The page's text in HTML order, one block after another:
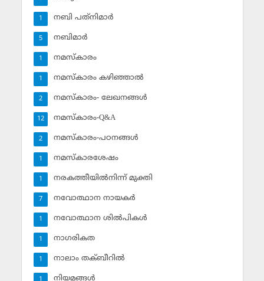
നബി പത്‌നിമാര്‍
1
നബിമാര്‍
5
നമസ്‌കാരം
1
നമസ്‌കാരം കഴിഞ്ഞാല്‍
1
നമസ്‌കാരം- ലേഖനങ്ങള്‍
2
നമസ്‌കാരം-Q&A
12
നമസ്‌കാരം-പഠനങ്ങള്‍
2
നമസ്‌കാരശേഷം
1
നരകത്തീയില്‍നിന്ന് മുക്തി
1
നവോത്ഥാന നായകര്‍
7
നവോത്ഥാന ശില്‍പികള്‍
1
നാഗരികത
1
നാലാം തക്ബീറില്‍
1
നിയമങ്ങള്‍